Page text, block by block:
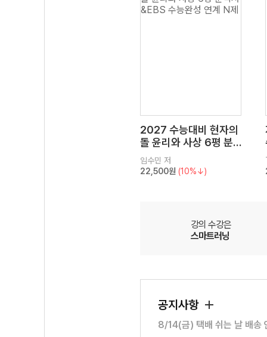
2027 수능대비 현자의
돌 윤리와 사상 6평 분
석서&EBS 수능완성 연
계 N제
임수민 저
22,500원 (10%↓)
강의 수강은
스마트러닝
공지사항
8/14(금) 택배 쉬는 날 배송